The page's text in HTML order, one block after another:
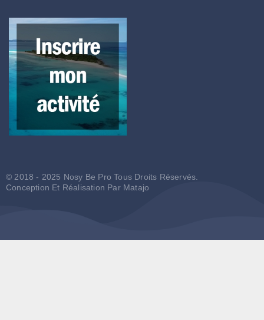
© 2018 - 2025 Nosy Be Pro Tous Droits Réservés.
Conception Et Réalisation Par Matajo